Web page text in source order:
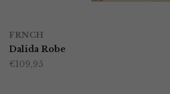
op
de
productpagina
product
heeft
FRNCH
Dalida Robe
€109,95